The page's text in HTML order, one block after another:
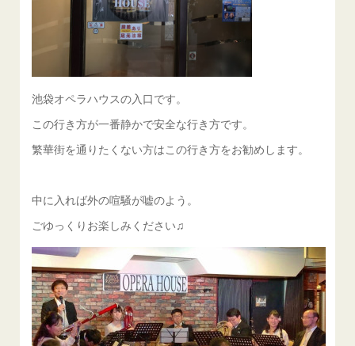
池袋オペラハウスの入口です。
この行き方が一番静かで安全な行き方です。
繁華街を通りたくない方はこの行き方をお勧めします。
中に入れば外の喧騒が嘘のよう。
ごゆっくりお楽しみください♫